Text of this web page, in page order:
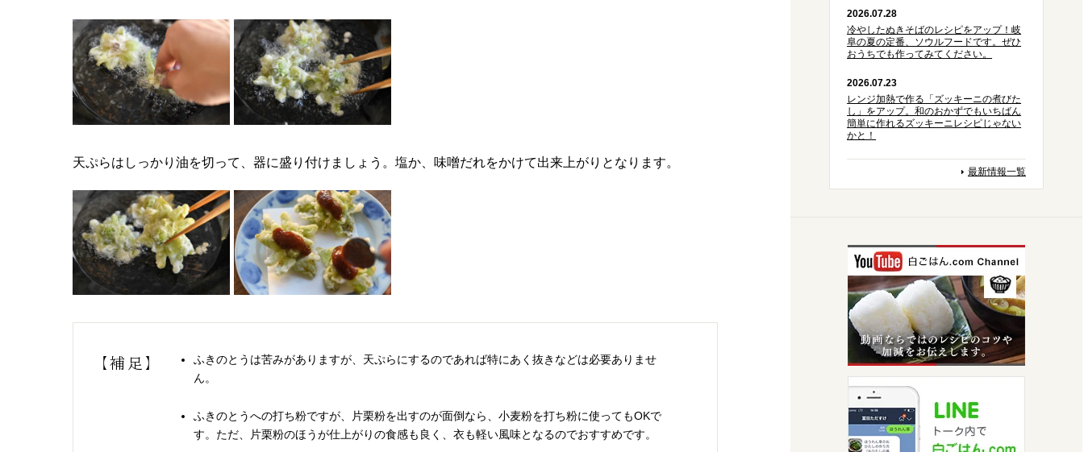
天ぷらはしっかり油を切って、器に盛り付けましょう。塩か、味噌だれをかけて出来上がりとなります。
【補足】
ふきのとうは苦みがありますが、天ぷらにするのであれば特にあく抜きなどは必要ありませ
ん。
ふきのとうへの打ち粉ですが、片栗粉を出すのが面倒なら、小麦粉を打ち粉に使ってもOKで
す。ただ、片栗粉のほうが仕上がりの食感も良く、衣も軽い風味となるのでおすすめです。
2026.07.28
冷やしたぬきそばのレシピをアップ！岐
阜の夏の定番、ソウルフードです。ぜひ
おうちでも作ってみてください。
2026.07.23
レンジ加熱で作る「ズッキーニの煮びた
し」をアップ。和のおかずでもいちばん
簡単に作れるズッキーニレシピじゃない
かと！
最新情報一覧